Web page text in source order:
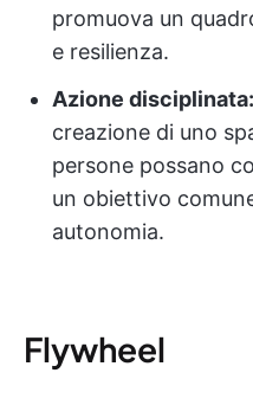
promuova un
e resilienza.
Azione disciplinata:
creazione di uno
persone possano
un obiettivo
autonomia.
Flywheel